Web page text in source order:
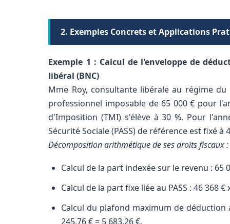
2. Exemples Concrets et Applications
Exemple 1 : Calcul de l'enveloppe de
libéral (BNC)
Mme Roy, consultante libérale au régime
professionnel imposable de 65 000 € pour
d'Imposition (TMI) s'élève à 30 %. Pour
Sécurité Sociale (PASS) de référence est fixé à
Décomposition arithmétique de ses droits fiscaux :
Calcul de la part indexée sur le revenu : 65
Calcul de la part fixe liée au PASS : 46 368 €
Calcul du plafond maximum de déduction
245,76 € = 5 683,26 €.